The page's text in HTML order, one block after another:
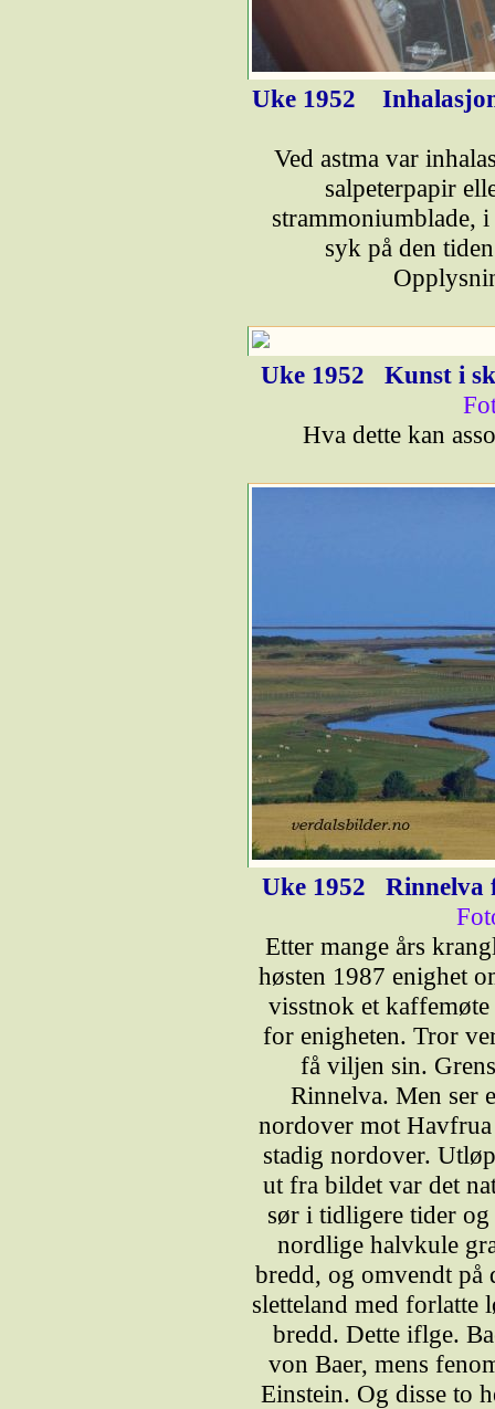
Uke 1952
Ved astma var
salpeterpapir
strammoniumblade,
syk på den
Uke 1952
Kunst i
Hva dette kan
Uke 1952
Rinnelva
Etter mange års
høsten 1987 enighet
visstnok et
for enigheten. Tror
få viljen sin.
Rinnelva. Men ser
nordover mot
stadig nordover.
ut fra bildet var det
sør i tidligere tider
nordlige halvkule
bredd, og omvendt på
sletteland med forlatte
bredd. Dette iflge.
von Baer, mens
Einstein. Og disse to